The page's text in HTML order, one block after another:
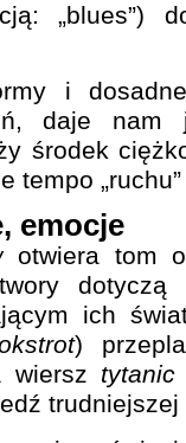
„blues”)
i
daje nam
środek
tempo
emocje
otwiera tom
dotyczą
ich
)
wiersz tytanic